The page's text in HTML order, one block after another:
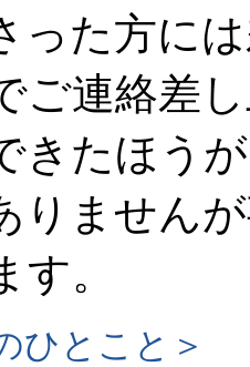
った方に
ご連絡差
きたほう
りません
す。
ひとこと＞